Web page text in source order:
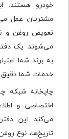
خودرو هستند.
مشتریان عمل
تعویض روغن و
می‌شوند. یک
به برند شما
خدمات شما دقیق
چاپخانه شبکه
اختصاصی و
می‌کند. این
تاریخ‌ها، نوع